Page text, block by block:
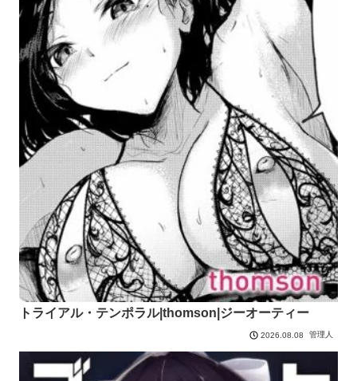
トライアル・テンポラル|thomson|ジーオーティー
2026.08.08 管理人